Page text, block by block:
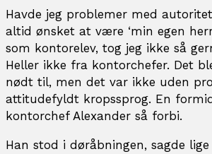
Havde jeg problemer med
altid ønsket at være ‘min egen
som kontorelev, tog jeg ikke så
Heller ikke fra kontorchefer. Det
nødt til, men det var ikke uden
attitudefyldt kropssprog. En
kontorchef Alexander så forbi.
Han stod i døråbningen, sagde